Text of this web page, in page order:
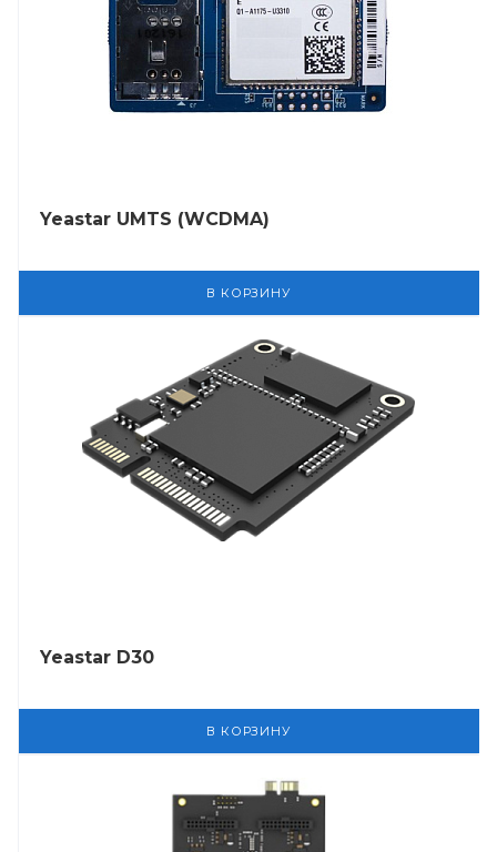
Yeastar UMTS (WCDMA)
В КОРЗИНУ
Yeastar D30
В КОРЗИНУ